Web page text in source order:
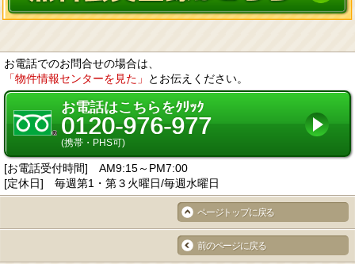
お電話でのお問合せの場合は、
「物件情報センターを見た」
とお伝えください。
お電話はこちらをｸﾘｯｸ
0120-976-977
(携帯・PHS可)
[お電話受付時間] AM9:15～PM7:00
[定休日] 毎週第1・第３火曜日/毎週水曜日
ページトップに戻る
前のページに戻る